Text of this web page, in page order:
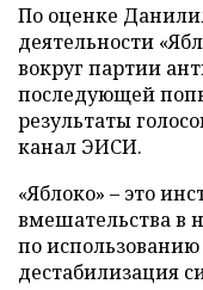
По оценке
деятельности
вокруг партии
последующей
результаты
канал ЭИСИ.
«Яблоко» – это
вмешательства в
по
дестабилизация